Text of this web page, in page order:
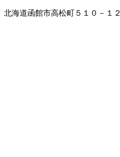
北海道函館市高松町５１０－１２